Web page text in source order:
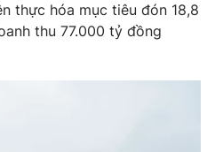
thực hóa mục tiêu đón 18,8
thu 77.000 tỷ đồng